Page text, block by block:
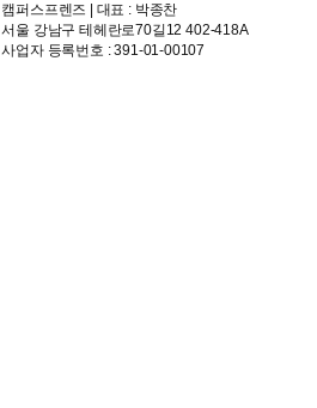
캠퍼스프렌즈 | 대표 : 박종찬
서울 강남구 테헤란로70길12 402-418A
사업자 등록번호 : 391-01-00107